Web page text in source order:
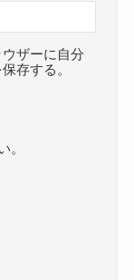
ザーに自分
存する。
。